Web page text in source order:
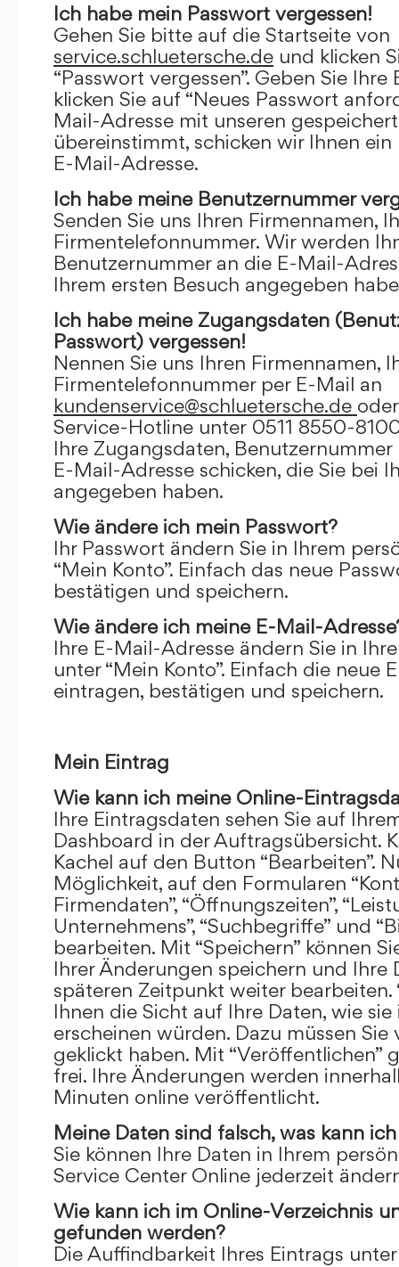
Ich habe mein Passwort vergessen!
Gehen Sie bitte auf die Startseite von
service.schluetersche.de und klicken
“Passwort vergessen”. Geben Sie
klicken Sie auf “Neues Passwort
Mail-Adresse mit unseren
übereinstimmt, schicken wir Ihnen
E-Mail-Adresse.
Ich habe meine Benutzernummer
Senden Sie uns Ihren Firmennamen,
Firmentelefonnummer. Wir werden
Benutzernummer an die E-Mail-
Ihrem ersten Besuch angegeben
Ich habe meine Zugangsdaten
Passwort) vergessen!
Nennen Sie uns Ihren Firmennamen,
Firmentelefonnummer per E-Mail an
kundenservice@schluetersche.de
Service-Hotline unter 0511 8550-
Ihre Zugangsdaten,
E-Mail-Adresse schicken, die Sie bei
angegeben haben.
Wie ändere ich mein Passwort?
Ihr Passwort ändern Sie in Ihrem
“Mein Konto”. Einfach das neue
bestätigen und speichern.
Wie ändere ich meine E-Mail-
Ihre E-Mail-Adresse ändern Sie in
unter “Mein Konto”. Einfach die neue
eintragen, bestätigen und speichern.
Mein Eintrag
Wie kann ich meine Online-
Ihre Eintragsdaten sehen Sie auf
Dashboard in der Auftragsübersicht.
Kachel auf den Button “Bearbeiten”.
Möglichkeit, auf den Formularen
Firmendaten”, “Öffnungszeiten”,
Unternehmens”, “Suchbegriffe” und
bearbeiten. Mit “Speichern” können
Ihrer Änderungen speichern und Ihre
späteren Zeitpunkt weiter bearbeiten.
Ihnen die Sicht auf Ihre Daten, wie
erscheinen würden. Dazu müssen Sie
geklickt haben. Mit “Veröffentlichen”
frei. Ihre Änderungen werden
Minuten online veröffentlicht.
Meine Daten sind falsch, was kann
Sie können Ihre Daten in Ihrem
Service Center Online jederzeit
Wie kann ich im Online-Verzeichnis
gefunden werden?
Die Auffindbarkeit Ihres Eintrags